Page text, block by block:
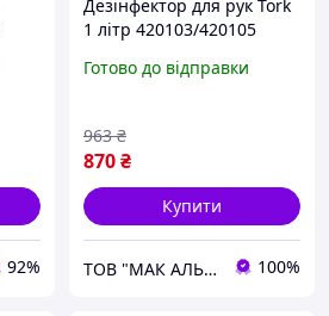
92%
Дезінфектор для рук Tork
1 літр 420103/420105
Готово до відправки
870₴
963 ₴
Купити
ТОВ "МАК АЛЬЯНС" 100%